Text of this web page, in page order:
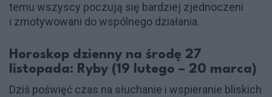
temu wszyscy poczują się bardziej zjednoczeni
i zmotywowani do wspólnego działania.
Horoskop dzienny na środę 27
listopada: Ryby (19 lutego – 20 marca)
Dziś poświęć czas na słuchanie i wspieranie bliskich